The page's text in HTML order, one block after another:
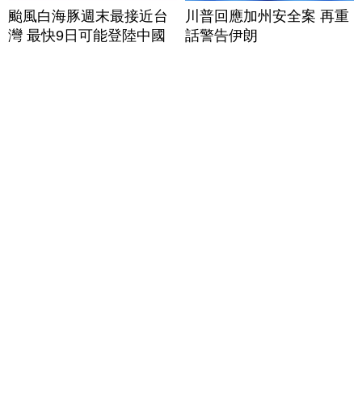
颱風白海豚週末最接近台
灣 最快9日可能登陸中國
川普回應加州安全案 再重
話警告伊朗